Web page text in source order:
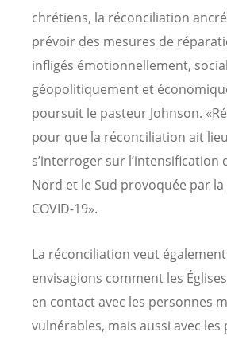
chrétiens, la réconciliation
prévoir des mesures de
infligés émotionnellement,
géopolitiquement et
poursuit le pasteur Johnson.
pour que la réconciliation ait
s’interroger sur l’intensification
Nord et le Sud provoquée par
COVID-19».
La réconciliation veut
envisagions comment les
en contact avec les personnes
vulnérables, mais aussi avec les